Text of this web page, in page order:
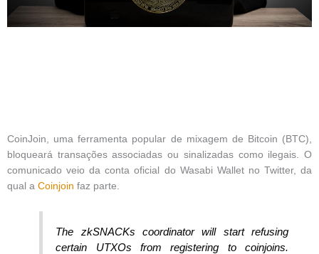
CoinJoin, uma ferramenta popular de mixagem de Bitcoin (BTC),
bloqueará transações associadas ou sinalizadas como ilegais. O
comunicado veio da conta oficial do Wasabi Wallet no Twitter, da
qual a Coinjoin faz parte.
The zkSNACKs coordinator will start refusing
certain UTXOs from registering to coinjoins.